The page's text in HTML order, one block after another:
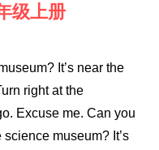
级上册
It’s near the
right at the
Excuse me. Can you
museum? It’s